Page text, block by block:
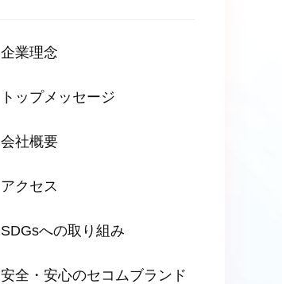
企業理念
トップメッセージ
会社概要
アクセス
SDGsへの取り組み
安全・安心のセコムブランド